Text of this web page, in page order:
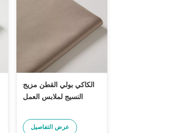
الكاكي بولي القطن مزيج
النسيج لملابس العمل
عرض التفاصيل